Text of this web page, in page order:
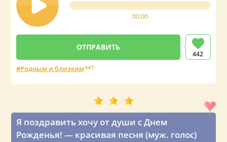
00:00
442
Родным и близким947
Я поздравить хочу от души с Днем
Рожденья! — красивая песня (муж. голос)